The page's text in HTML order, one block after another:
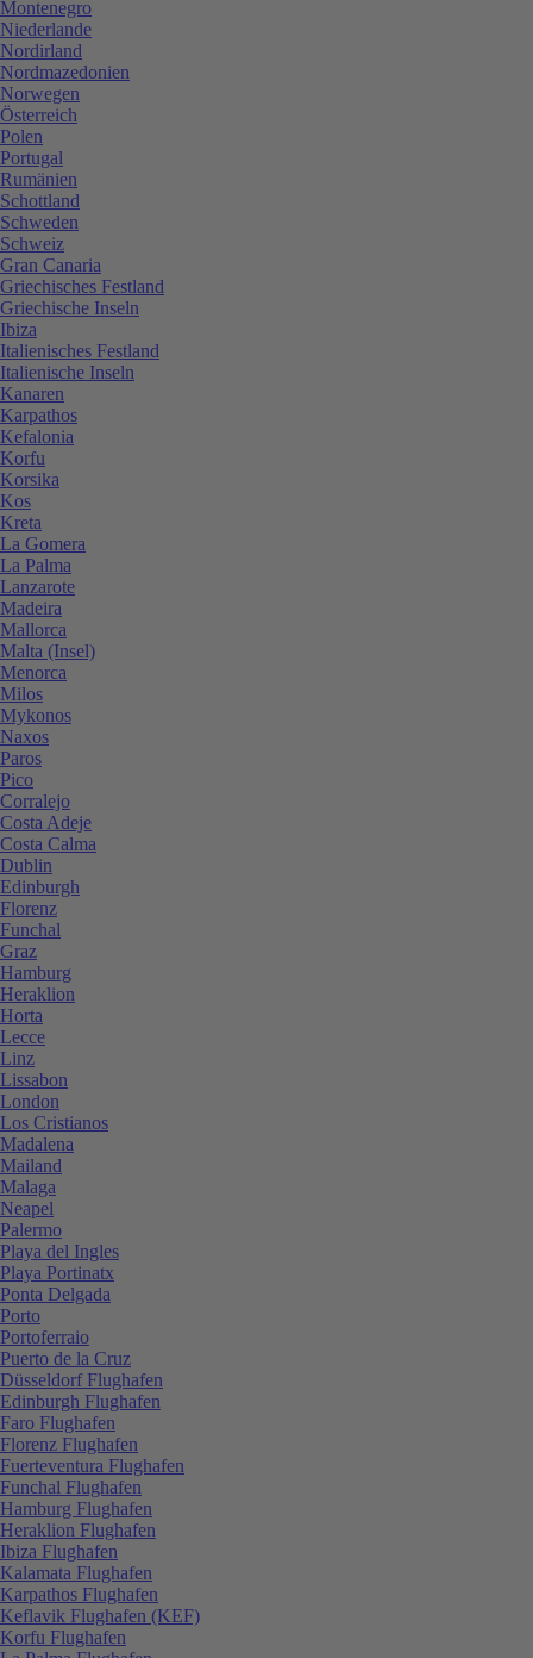
Montenegro
Niederlande
Nordirland
Nordmazedonien
Norwegen
Österreich
Polen
Portugal
Rumänien
Schottland
Schweden
Schweiz
Gran Canaria
Griechisches Festland
Griechische Inseln
Ibiza
Italienisches Festland
Italienische Inseln
Kanaren
Karpathos
Kefalonia
Korfu
Korsika
Kos
Kreta
La Gomera
La Palma
Lanzarote
Madeira
Mallorca
Malta (Insel)
Menorca
Milos
Mykonos
Naxos
Paros
Pico
Corralejo
Costa Adeje
Costa Calma
Dublin
Edinburgh
Florenz
Funchal
Graz
Hamburg
Heraklion
Horta
Lecce
Linz
Lissabon
London
Los Cristianos
Madalena
Mailand
Malaga
Neapel
Palermo
Playa del Ingles
Playa Portinatx
Ponta Delgada
Porto
Portoferraio
Puerto de la Cruz
Düsseldorf Flughafen
Edinburgh Flughafen
Faro Flughafen
Florenz Flughafen
Fuerteventura Flughafen
Funchal Flughafen
Hamburg Flughafen
Heraklion Flughafen
Ibiza Flughafen
Kalamata Flughafen
Karpathos Flughafen
Keflavik Flughafen (KEF)
Korfu Flughafen